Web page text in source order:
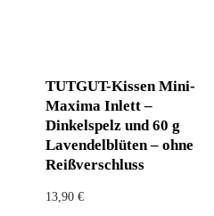
TUTGUT-Kissen Mini-
Maxima Inlett –
Dinkelspelz und 60 g
Lavendelblüten – ohne
Reißverschluss
13,90€